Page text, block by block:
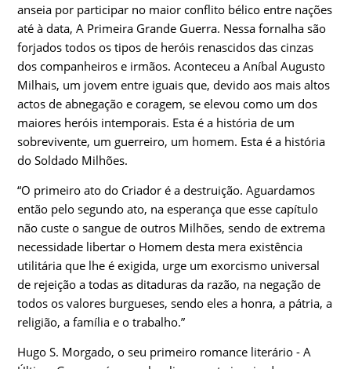
anseia por participar no maior conflito bélico entre nações
até à data, A Primeira Grande Guerra. Nessa fornalha são
forjados todos os tipos de heróis renascidos das cinzas
dos companheiros e irmãos. Aconteceu a Aníbal Augusto
Milhais, um jovem entre iguais que, devido aos mais altos
actos de abnegação e coragem, se elevou como um dos
maiores heróis intemporais. Esta é a história de um
sobrevivente, um guerreiro, um homem. Esta é a história
do Soldado Milhões.
“O primeiro ato do Criador é a destruição. Aguardamos
então pelo segundo ato, na esperança que esse capítulo
não custe o sangue de outros Milhões, sendo de extrema
necessidade libertar o Homem desta mera existência
utilitária que lhe é exigida, urge um exorcismo universal
de rejeição a todas as ditaduras da razão, na negação de
todos os valores burgueses, sendo eles a honra, a pátria, a
religião, a família e o trabalho.”
Hugo S. Morgado, o seu primeiro romance literário - A